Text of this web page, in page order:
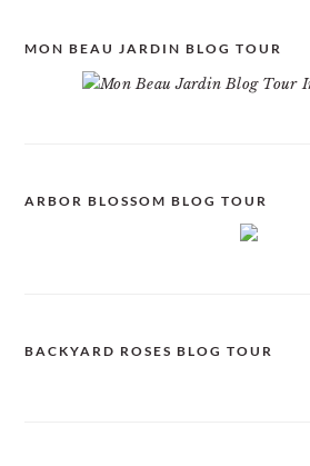
MON BEAU JARDIN BLOG TOUR
ARBOR BLOSSOM BLOG TOUR
BACKYARD ROSES BLOG TOUR